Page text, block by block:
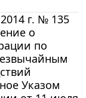
г. № 135
о
по
Указом